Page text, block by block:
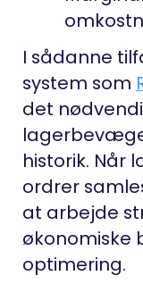
I sådanne
system som
det
historik. Når
ordrer
at arbejde
økonomiske
optimering.